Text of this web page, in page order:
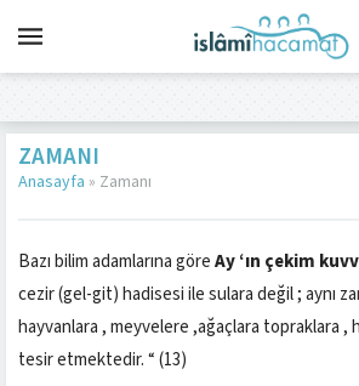
ZAMANI
Anasayfa » Zamanı
Bazı bilim adamlarına göreAy ‘ın çekim
cezir (gel-git) hadisesi ile sulara değil ; aynı
hayvanlara , meyvelere ,ağaçlara topraklara ,
tesir etmektedir. “ (13)